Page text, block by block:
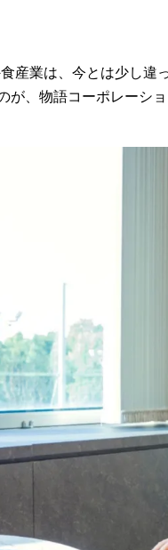
産業は、今とは少し違
が、物語コーポレーシ